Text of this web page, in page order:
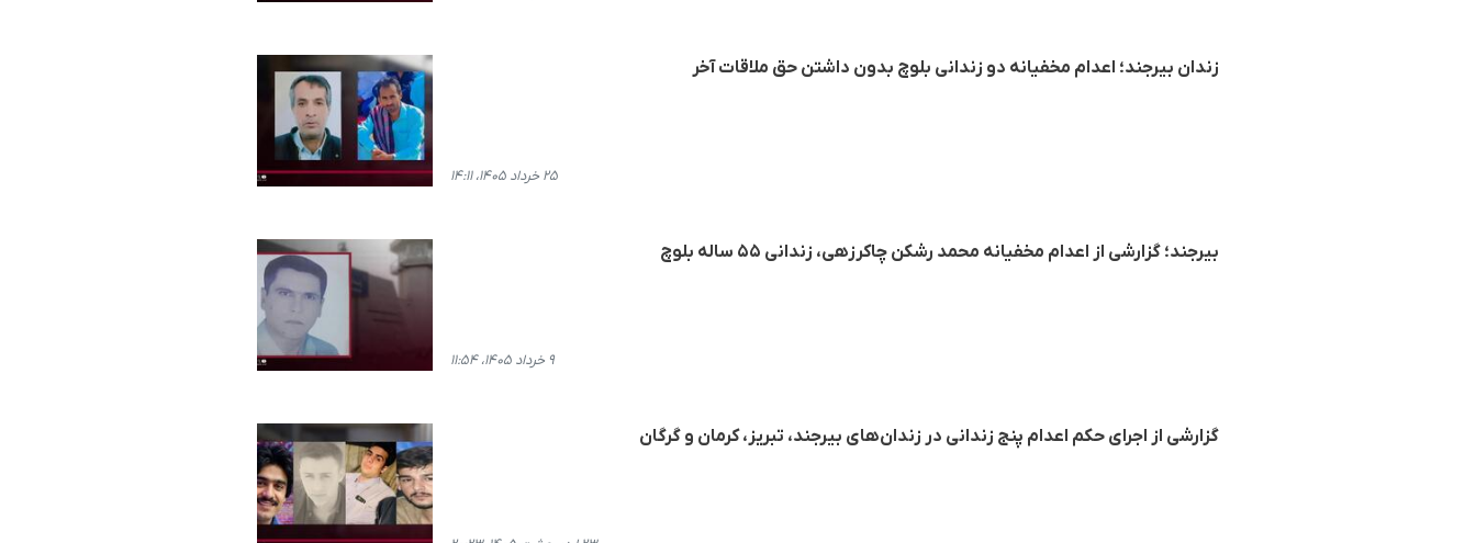
زندان بیرجند؛ اعدام مخفیانه دو زندانی بلوچ بدون داشتن حق ملاقات آخر
۲۵ خرداد ۱۴۰۵، ۱۴:۱۱
بیرجند؛ گزارشی از اعدام مخفیانه محمد رشکن چاکرزهی، زندانی ۵۵ ساله بلوچ
۹ خرداد ۱۴۰۵، ۱۱:۵۴
گزارشی از اجرای حکم اعدام پنج زندانی در زندان‌های بیرجند، تبریز، کرمان و گرگان